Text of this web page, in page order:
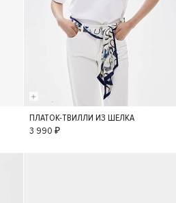
S
ПЛАТОК-ТВИЛЛИ ИЗ ШЕЛКА
3 990 ₽